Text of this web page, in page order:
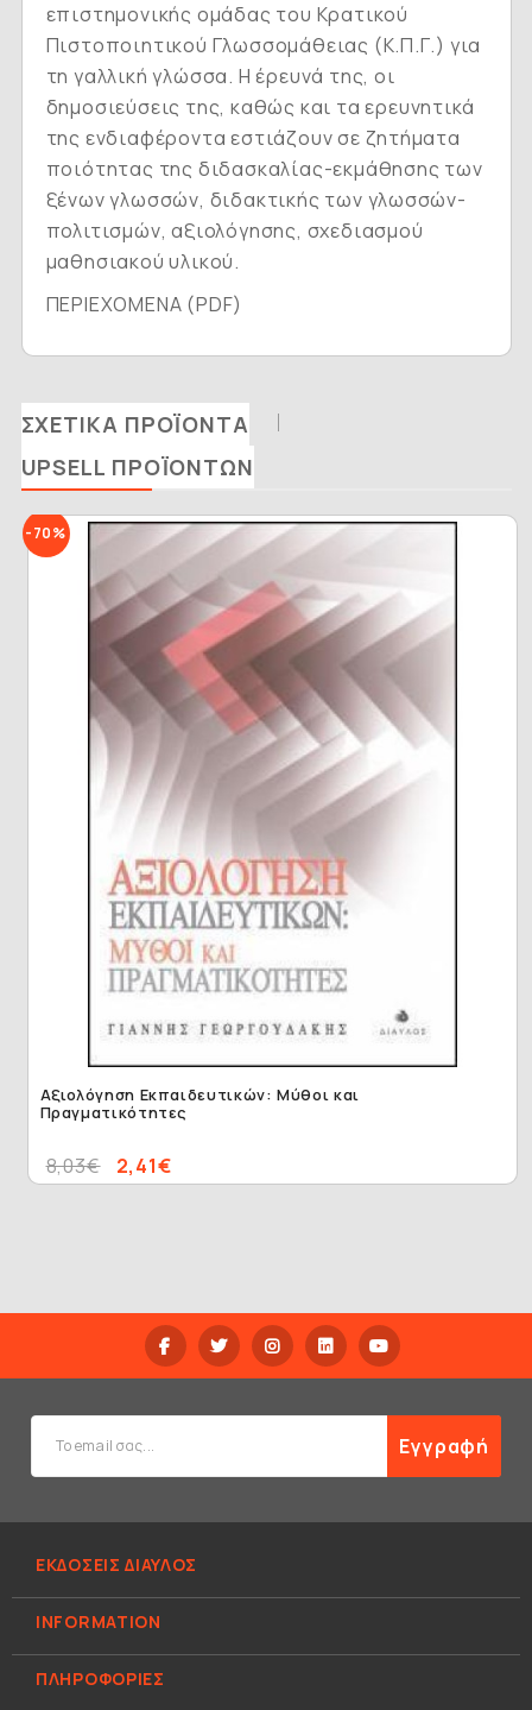
επιστημονικής ομάδας του Κρατικού
Πιστοποιητικού Γλωσσομάθειας (Κ.Π.Γ.) για
τη γαλλική γλώσσα. Η έρευνά της, οι
δημοσιεύσεις της, καθώς και τα ερευνητικά
της ενδιαφέροντα εστιάζουν σε ζητήματα
ποιότητας της διδασκαλίας-εκμάθησης των
ξένων γλωσσών, διδακτικής των γλωσσών-
πολιτισμών, αξιολόγησης, σχεδιασμού
μαθησιακού υλικού.
ΠΕΡΙΕΧΟΜΕΝΑ (PDF)
ΣΧΕΤΙΚΆ ΠΡΟΪΌΝΤΑ
UPSELL ΠΡΟΪΌΝΤΩΝ
-70%
Αξιολόγηση Εκπαιδευτικών: Μύθοι και
Πραγματικότητες
2,41€
8,03€
Εγγραφή
ΕΚΔΟΣΕΙΣ ΔΙΑΥΛΟΣ
INFORMATION
ΠΛΗΡΟΦΟΡΊΕΣ